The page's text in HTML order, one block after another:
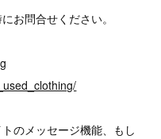
お問合せください。
のメッセージ機能、もし